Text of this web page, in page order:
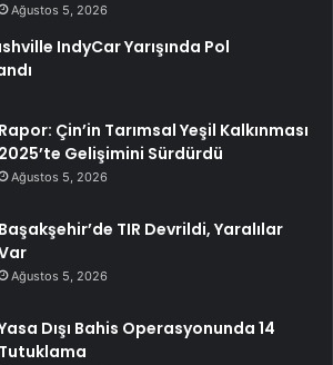
Ağustos 5, 2026
IndyCar Yarışında Pol
Rapor: Çin’in Tarımsal Yeşil Kalkınması
2025’te Gelişimini Sürdürdü
Ağustos 5, 2026
Başakşehir’de TIR Devrildi, Yaralılar
Ağustos 5, 2026
Dışı Bahis Operasyonunda 14
Tutuklama